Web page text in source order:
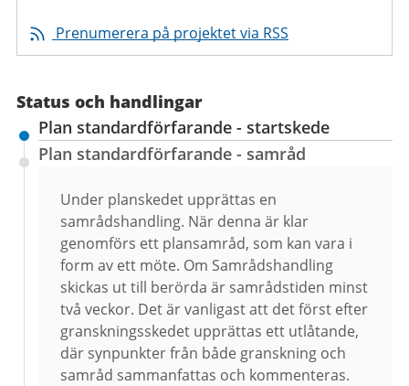
Prenumerera på projektet via RSS
Status och handlingar
Plan standardförfarande - startskede
Plan standardförfarande - samråd
Under planskedet upprättas en
samrådshandling. När denna är klar
genomförs ett plansamråd, som kan vara i
form av ett möte. Om Samrådshandling
skickas ut till berörda är samrådstiden minst
två veckor. Det är vanligast att det först efter
granskningsskedet upprättas ett utlåtande,
där synpunkter från både granskning och
samråd sammanfattas och kommenteras.